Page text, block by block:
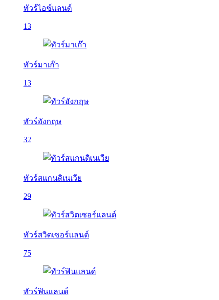
ทัวร์ไอซ์แลนด์
13
ทัวร์มาเก๊า
13
ทัวร์อังกฤษ
32
ทัวร์สแกนดิเนเวีย
29
ทัวร์สวิตเซอร์แลนด์
75
ทัวร์ฟินแลนด์